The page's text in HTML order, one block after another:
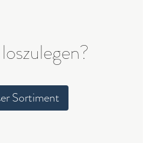
Sortiment